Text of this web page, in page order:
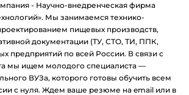
- Научно-внедренческая фирма
Мы занимаемся технико-
пищевых производств,
документации (ТУ, СТО, ТИ, ППК,
предприятий по всей России. В связи с
мы ищем молодого специалиста —
ВУЗа, которого готовы обучить всем
с нуля. Ждем ваше резюме на email или в